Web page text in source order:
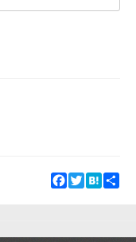
Facebook
TwitterHatena